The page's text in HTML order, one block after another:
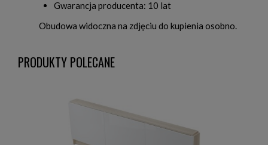
Gwarancja producenta: 10 lat
Obudowa widoczna na zdjęciu do kupienia osobno.
PRODUKTY POLECANE